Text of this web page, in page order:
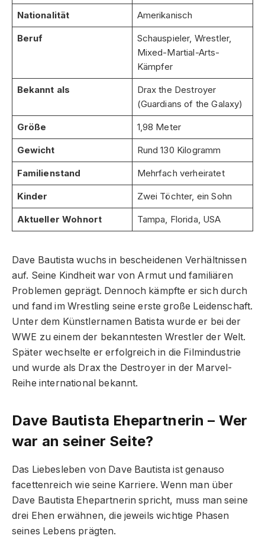
Nationalität Amerikanisch
Beruf
Schauspieler, Wrestler,
Mixed-Martial-Arts-
Kämpfer
Bekannt als
Drax the Destroyer
(Guardians of the Galaxy)
Größe 1,98 Meter
Gewicht Rund 130 Kilogramm
Familienstand Mehrfach verheiratet
Kinder Zwei Töchter, ein Sohn
Aktueller Wohnort Tampa, Florida, USA
Dave Bautista wuchs in bescheidenen Verhältnissen
auf. Seine Kindheit war von Armut und familiären
Problemen geprägt. Dennoch kämpfte er sich durch
und fand im Wrestling seine erste große Leidenschaft.
Unter dem Künstlernamen Batista wurde er bei der
WWE zu einem der bekanntesten Wrestler der Welt.
Später wechselte er erfolgreich in die Filmindustrie
und wurde als Drax the Destroyer in der Marvel-
Reihe international bekannt.
Dave Bautista Ehepartnerin – Wer
war an seiner Seite?
Das Liebesleben von Dave Bautista ist genauso
facettenreich wie seine Karriere. Wenn man über
Dave Bautista Ehepartnerin spricht, muss man seine
drei Ehen erwähnen, die jeweils wichtige Phasen
seines Lebens prägten.